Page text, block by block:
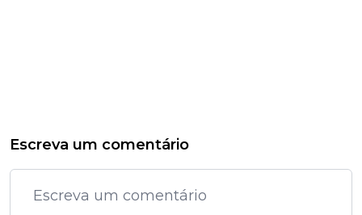
Escreva um comentário